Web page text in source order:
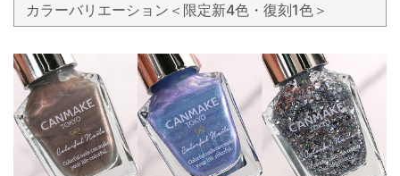
カラーバリエーション＜限定新4色・復刻1色＞